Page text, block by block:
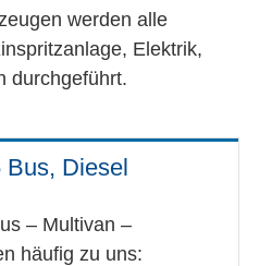
werden alle
Elektrik,
durchgeführt.
Bus, Diesel
– Multivan –
häufig zu uns: